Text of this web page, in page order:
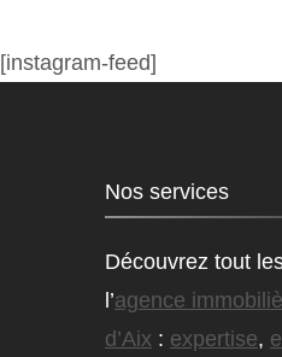
[instagram-feed]
Nos services
Découvrez tout
l’agence
d’Aix : expertise,